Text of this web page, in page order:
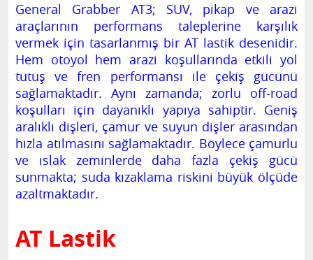
General Grabber AT3; SUV, pikap ve arazi
araçlarının performans taleplerine karşılık
vermek için tasarlanmış bir AT lastik desenidir.
Hem otoyol hem arazi koşullarında etkili yol
tutuş ve fren performansı ile çekiş gücünü
sağlamaktadır. Aynı zamanda; zorlu off-road
koşulları için dayanıklı yapıya sahiptir. Geniş
aralıklı dişleri, çamur ve suyun dişler arasından
hızla atılmasını sağlamaktadır. Böylece çamurlu
ve ıslak zeminlerde daha fazla çekiş gücü
sunmakta; suda kızaklama riskini büyük ölçüde
azaltmaktadır.
AT Lastik